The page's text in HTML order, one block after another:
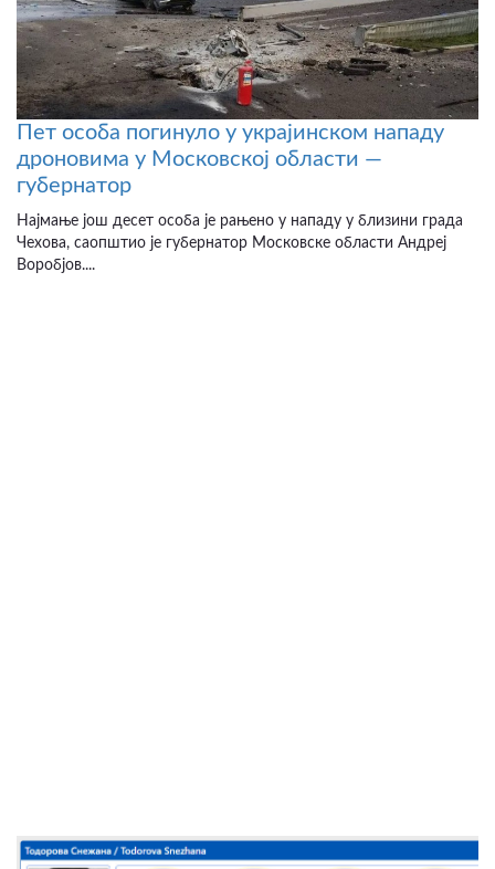
Пет особа погинуло у украјинском нападу
дроновима у Московској области —
губернатор
Најмање још десет особа је рањено у нападу у близини града
Чехова, саопштио је губернатор Московске области Андреј
Воробјов....